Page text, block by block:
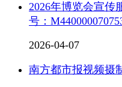
2026年博览会宣传
号：
2026-04-07
南方都市报视频摄